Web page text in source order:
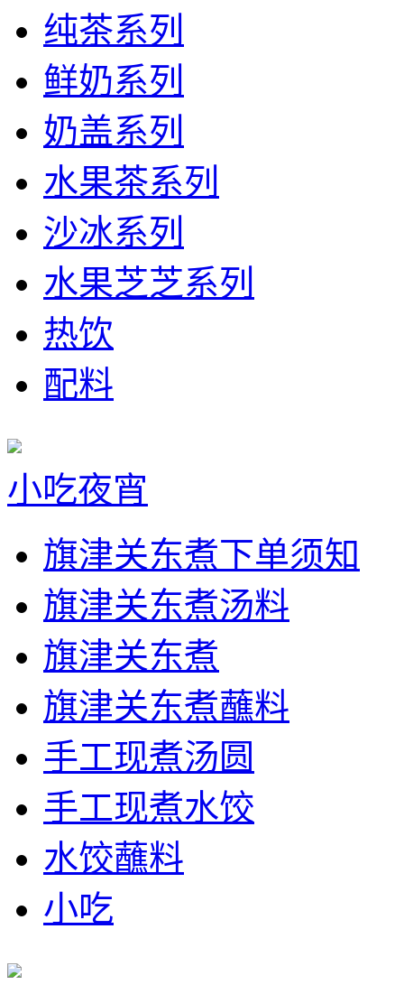
纯茶系列
鲜奶系列
奶盖系列
水果茶系列
沙冰系列
水果芝芝系列
热饮
配料
小吃夜宵
旗津关东煮下单须知
旗津关东煮汤料
旗津关东煮
旗津关东煮蘸料
手工现煮汤圆
手工现煮水饺
水饺蘸料
小吃